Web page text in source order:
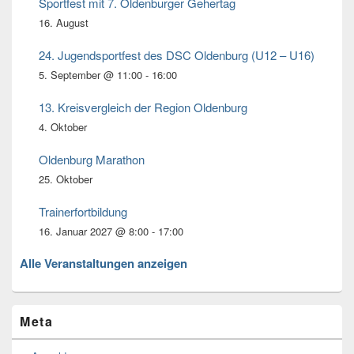
16. August
24. Jugendsportfest des DSC Oldenburg (U12 – U16)
5. September @ 11:00 - 16:00
13. Kreisvergleich der Region Oldenburg
4. Oktober
Oldenburg Marathon
25. Oktober
Trainerfortbildung
16. Januar 2027 @ 8:00 - 17:00
Alle Veranstaltungen anzeigen
Meta